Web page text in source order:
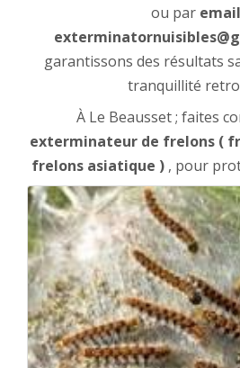
ou par email
garantissons des résultats
tranquillité
À Le Beausset ; faites
exterminateur de frelons (
frelons asiatique ) , pour